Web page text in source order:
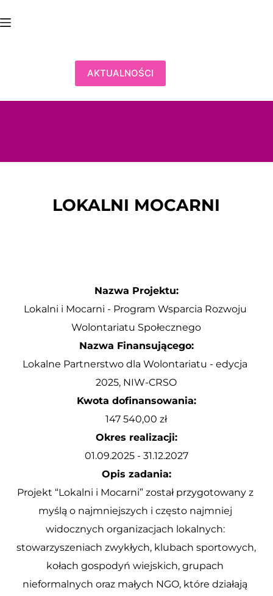
treści
AKTUALNOŚCI
LOKALNI MOCARNI
Nazwa Projektu:
Lokalni i Mocarni - Program Wsparcia Rozwoju
Wolontariatu Społecznego
Nazwa Finansującego:
Lokalne Partnerstwo dla Wolontariatu - edycja
2025, NIW-CRSO
Kwota dofinansowania:
147 540,00 zł
Okres realizacji:
01.09.2025 - 31.12.2027
Opis zadania:
Projekt “Lokalni i Mocarni” został przygotowany z
myślą o najmniejszych i często najmniej
widocznych organizacjach lokalnych:
stowarzyszeniach zwykłych, klubach sportowych,
kołach gospodyń wiejskich, grupach
nieformalnych oraz małych NGO, które działają